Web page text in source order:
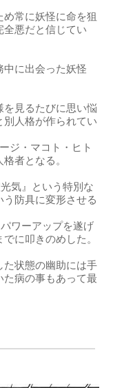
常に妖怪に命を狙
悪だと信じてい
に出会った妖怪
見るたびに思い悩
人格が作られてい
ジ・マコト・ヒト
者となる。
気』という特別な
防具に変形させる
ワーアップを遂げ
に叩きのめした。
た状態の幽助には手
た病の事もあって最